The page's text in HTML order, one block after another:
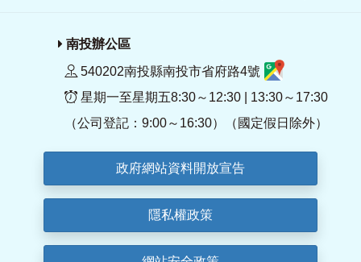
南投辦公區
540202南投縣南投市省府路4號
星期一至星期五8:30～12:30 | 13:30～17:30
（公司登記：9:00～16:30）（國定假日除外）
政府網站資料開放宣告
隱私權政策